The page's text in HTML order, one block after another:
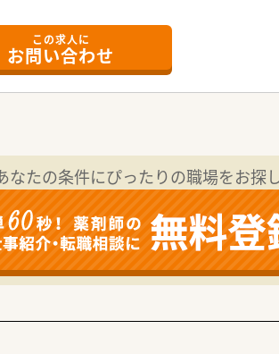
やる気のある方を積極的に採用している
どのキャリアアップを目指す方にもお
欲を保ちながら長く働ける方を歓迎して
の調剤薬局をチェーン展開している安定
行っており、企業全体の収益基盤が大
が高く非常に勢いのある点が大きな特
給与条件をご相談いただくことが可能な
の予定が立てやすくメリハリをつけて
ら長期的に勤務し続けたい方に最適な
この求人に
お問い合わせ
なたの条件にぴったりの職場をお探